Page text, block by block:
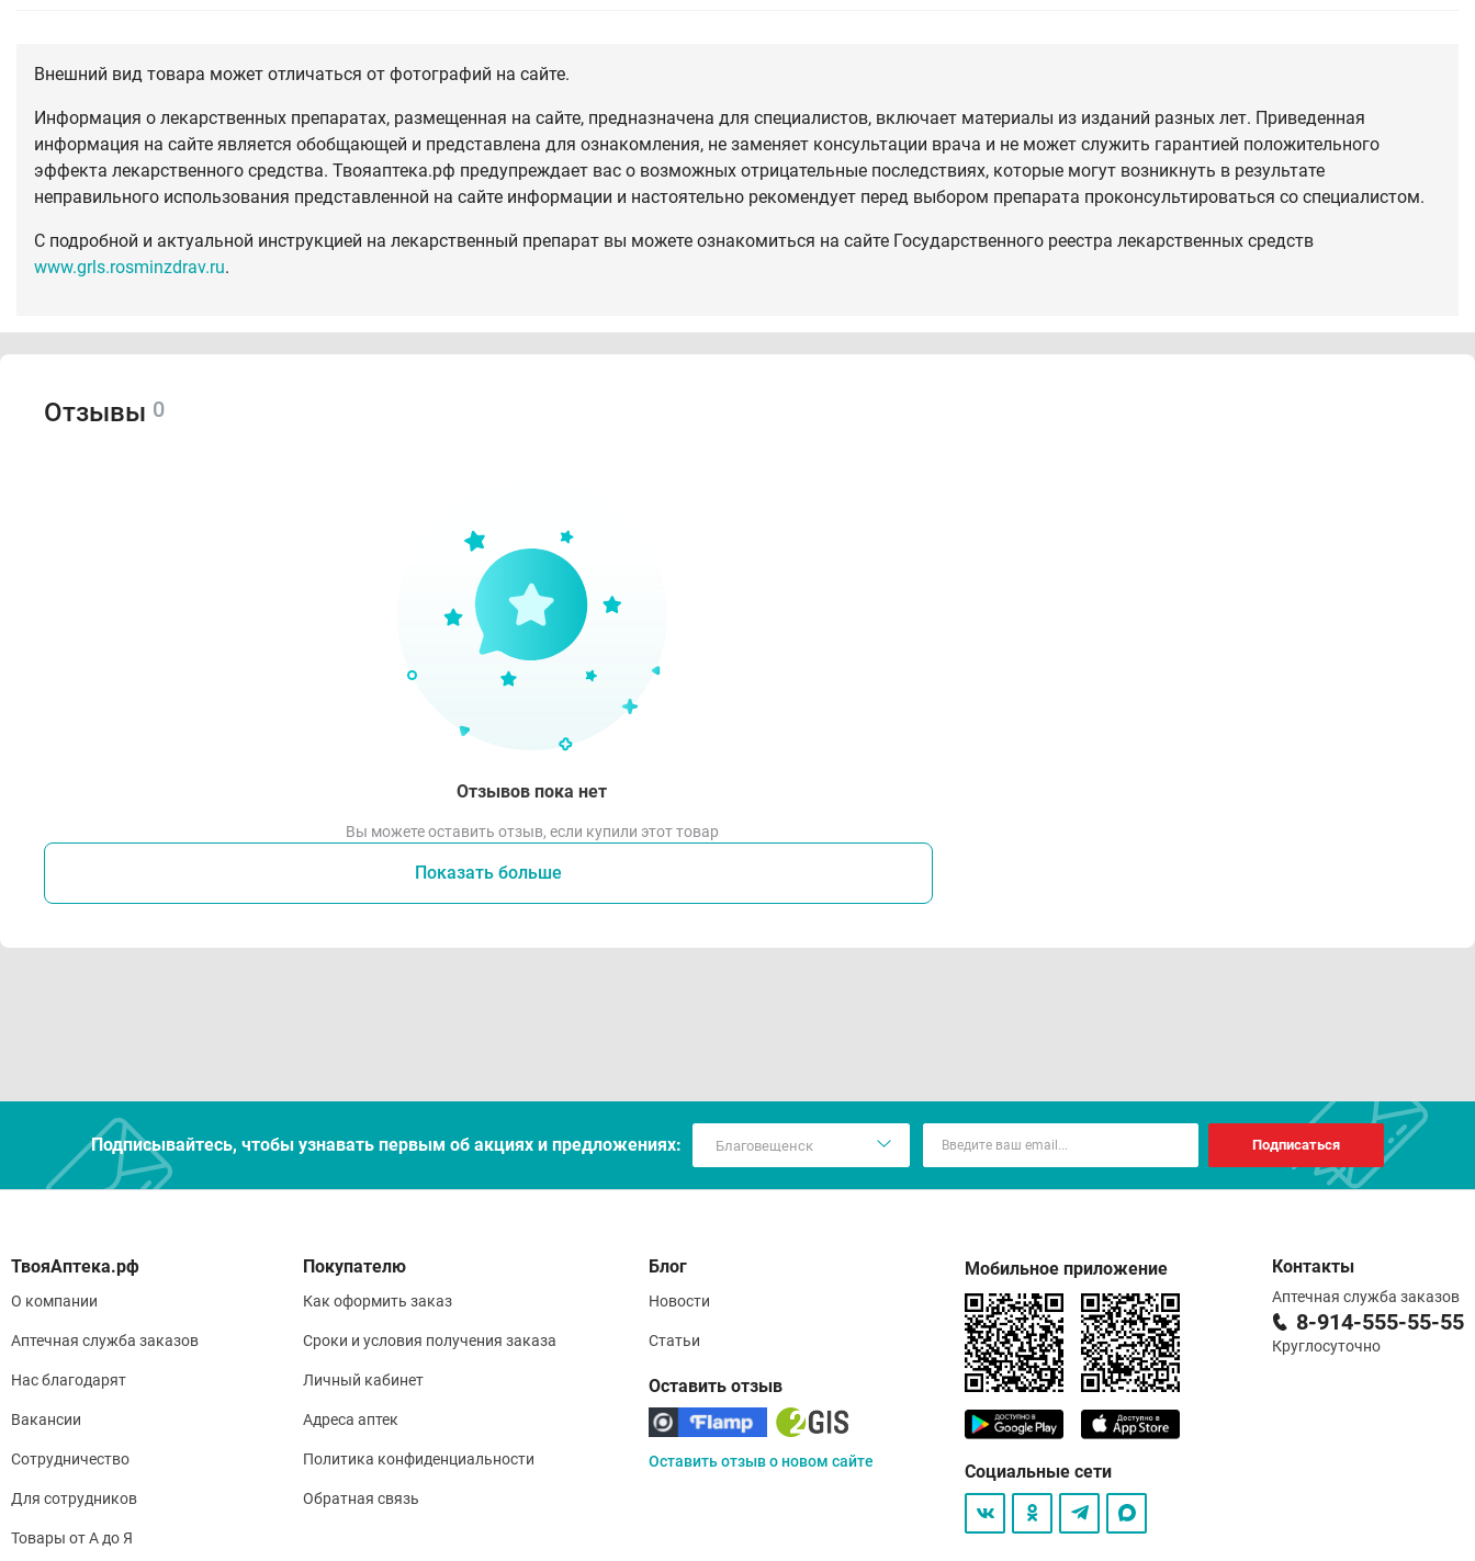
Внешний вид товара может отличаться от фотографий на сайте.
Информация о лекарственных препаратах, размещенная на сайте, предназначена для специалистов, включает материалы из изданий разных лет. Приведенная
информация на сайте является обобщающей и представлена для ознакомления, не заменяет консультации врача и не может служить гарантией положительного
эффекта лекарственного средства. Твояаптека.рф предупреждает вас о возможных отрицательные последствиях, которые могут возникнуть в результате
неправильного использования представленной на сайте информации и настоятельно рекомендует перед выбором препарата проконсультироваться со специалистом.
С подробной и актуальной инструкцией на лекарственный препарат вы можете ознакомиться на сайте Государственного реестра лекарственных средств
www.grls.rosminzdrav.ru.
Отзывы 0
Отзывов пока нет
Вы можете оставить отзыв, если купили этот товар
Показать больше
Подписывайтесь, чтобы узнавать первым об акцияx и предложениях: Подписаться
О компании
Аптечная служба заказов
Нас благодарят
Вакансии
Сотрудничество
Для сотрудников
Товары от А до Я
Покупателю
Как оформить заказ
Сроки и условия получения заказа
Личный кабинет
Адреса аптек
Политика конфиденциальности
Обратная связь
Блог
Новости
Статьи
Оставить отзыв
Оставить отзыв о новом сайте
Мобильное приложение
Социальные сети
Контакты
Аптечная служба заказов
8-914-555-55-55
Круглосуточно